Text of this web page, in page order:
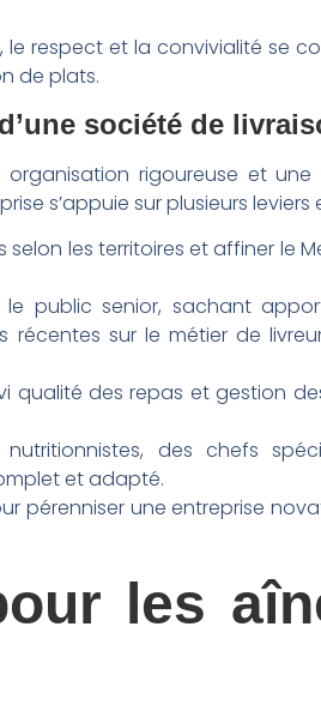
le respect et la convivialité se
de plats.
société de
rigoureuse et une
s’appuie sur plusieurs leviers
les territoires et affiner le
public senior, sachant
sur le métier de
qualité des repas et gestion
des chefs
et adapté.
pérenniser une entreprise
les